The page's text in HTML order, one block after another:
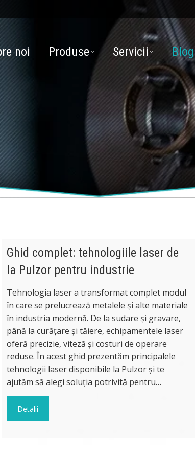
noi Produse Servicii Blog
Ghid complet: tehnologiile laser de
la Pulzor pentru industrie
Tehnologia laser a transformat complet modul
în care se prelucrează metalele și alte materiale
în industria modernă. De la sudare și gravare,
până la curățare și tăiere, echipamentele laser
oferă precizie, viteză și costuri de operare
reduse. În acest ghid prezentăm principalele
tehnologii laser disponibile la Pulzor și te
ajutăm să alegi soluția potrivită pentru…
Detalii